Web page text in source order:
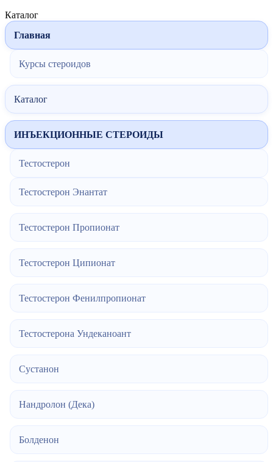
Каталог
Главная
Курсы стероидов
Каталог
ИНЪЕКЦИОННЫЕ СТЕРОИДЫ
Тестостерон
Тестостерон Энантат
Тестостерон Пропионат
Тестостерон Ципионат
Тестостерон Фенилпропионат
Тестостерона Ундеканоант
Сустанон
Нандролон (Дека)
Болденон